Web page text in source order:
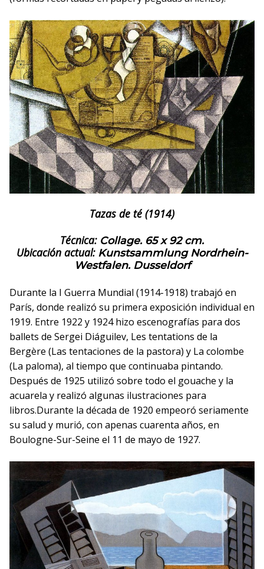
Tazas de té (1914)
Técnica: Collage. 65 x 92 cm.
Ubicación actual: Kunstsammlung Nordrhein-
Westfalen. Dusseldorf
Durante la I Guerra Mundial (1914-1918) trabajó en
París, donde realizó su primera exposición individual en
1919. Entre 1922 y 1924 hizo escenografías para dos
ballets de Sergei Diáguilev, Les tentations de la
Bergère (Las tentaciones de la pastora) y La colombe
(La paloma), al tiempo que continuaba pintando.
Después de 1925 utilizó sobre todo el gouache y la
acuarela y realizó algunas ilustraciones para
libros.Durante la década de 1920 empeoró seriamente
su salud y murió, con apenas cuarenta años, en
Boulogne-Sur-Seine el 11 de mayo de 1927.